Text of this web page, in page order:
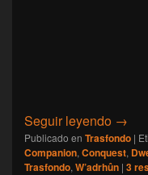
Seguir leyendo →
Publicado en Trasfondo |
Companion, Conquest,
Trasfondo, W’adrhûn | 3